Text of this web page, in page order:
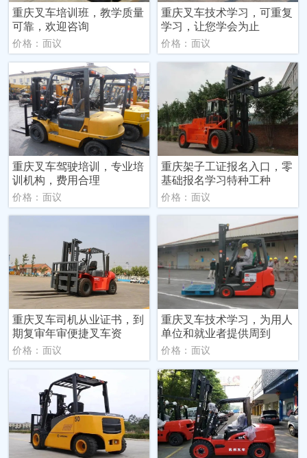
重庆叉车培训班，教学质量
可靠，欢迎咨询
价格：面议
重庆叉车技术学习，可重复
学习，让您学会为止
价格：面议
重庆叉车驾驶培训，专业培
训机构，费用合理
价格：面议
重庆架子工证报名入口，零
基础报名学习特种工种
价格：面议
重庆叉车司机从业证书，到
期复审年审便捷叉车资
价格：面议
重庆叉车技术学习，为用人
单位和就业者提供周到
价格：面议